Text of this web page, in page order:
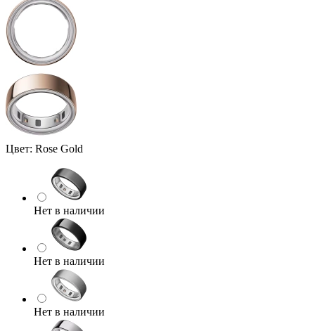
Цвет: Rose Gold
Нет в наличии
Нет в наличии
Нет в наличии